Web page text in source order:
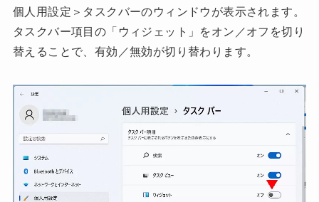
個人用設定＞タスクバーのウィンドウが表示されます。
タスクバー項目の「ウィジェット」をオン／オフを切り
替えることで、有効／無効が切り替わります。